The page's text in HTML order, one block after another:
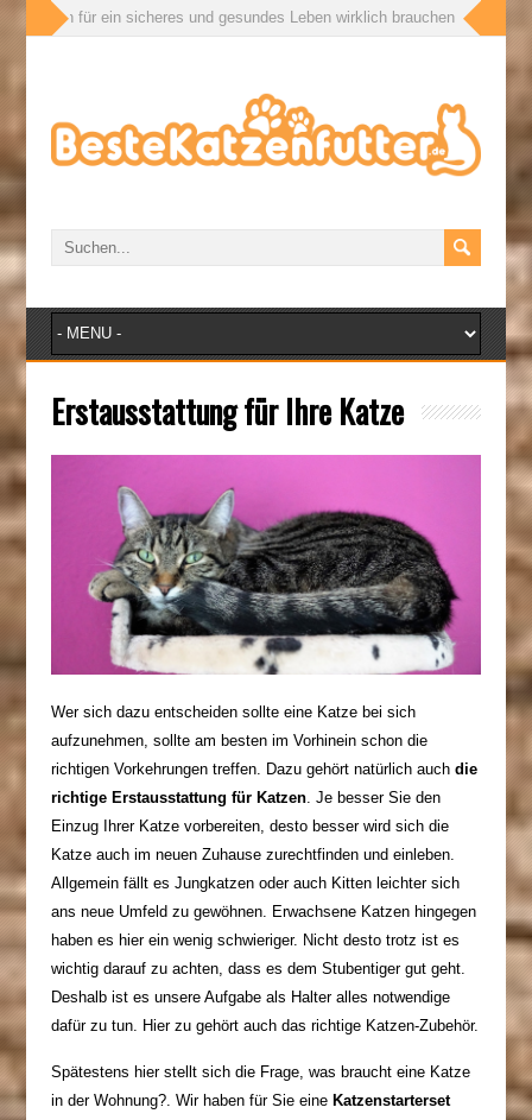
und gesundes Leben wirklich brauchen » Appetitanreger für
Erstausstattung für Ihre Katze
Wer sich dazu entscheiden sollte eine Katze bei sich
aufzunehmen, sollte am besten im Vorhinein schon die
richtigen Vorkehrungen treffen. Dazu gehört natürlich auch die
richtige Erstausstattung für Katzen. Je besser Sie den
Einzug Ihrer Katze vorbereiten, desto besser wird sich die
Katze auch im neuen Zuhause zurechtfinden und einleben.
Allgemein fällt es Jungkatzen oder auch Kitten leichter sich
ans neue Umfeld zu gewöhnen. Erwachsene Katzen hingegen
haben es hier ein wenig schwieriger. Nicht desto trotz ist es
wichtig darauf zu achten, dass es dem Stubentiger gut geht.
Deshalb ist es unsere Aufgabe als Halter alles notwendige
dafür zu tun. Hier zu gehört auch das richtige Katzen-Zubehör.
Spätestens hier stellt sich die Frage, was braucht eine Katze
in der Wohnung?. Wir haben für Sie eine Katzenstarterset